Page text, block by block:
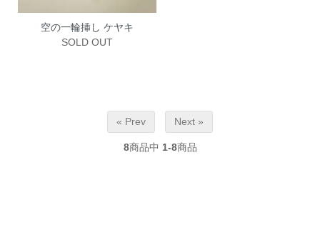
空の一輪挿し ケヤキ
SOLD OUT
« Prev Next »
8商品中 1-8商品